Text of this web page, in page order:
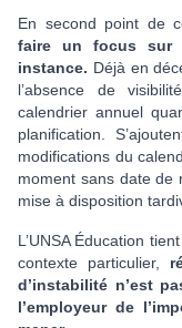
En second point de
faire un focus sur
instance. Déjà en
l’absence de
calendrier annuel
planification.
modifications du
moment sans date de
mise à disposition
L’UNSA Éducation
contexte particulier,
d’instabilité n’est
l’employeur de